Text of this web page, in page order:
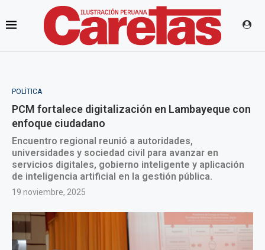
POLÍTICA
PCM fortalece digitalización en Lambayeque con
enfoque ciudadano
Encuentro regional reunió a autoridades,
universidades y sociedad civil para avanzar en
servicios digitales, gobierno inteligente y aplicación
de inteligencia artificial en la gestión pública.
19 noviembre, 2025